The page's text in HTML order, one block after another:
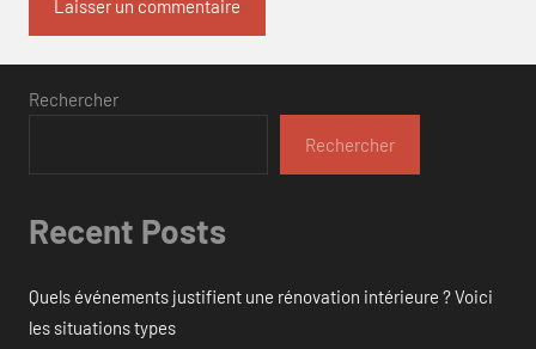
Rechercher
Rechercher
Recent Posts
Quels événements justifient une rénovation intérieure ? Voici
les situations types